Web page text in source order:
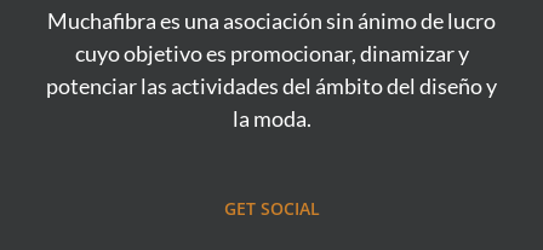
Muchafibra es una asociación sin ánimo de lucro
cuyo objetivo es promocionar, dinamizar y
potenciar las actividades del ámbito del diseño y
la moda.
GET SOCIAL